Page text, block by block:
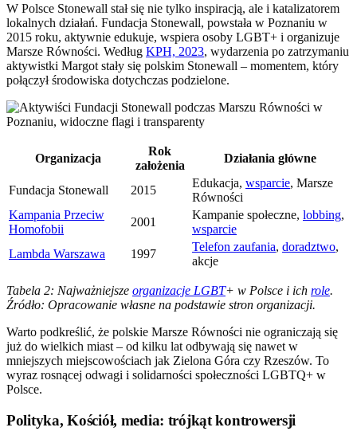
W Polsce Stonewall stał się nie tylko inspiracją, ale i katalizatorem
lokalnych działań. Fundacja Stonewall, powstała w Poznaniu w
2015 roku, aktywnie edukuje, wspiera osoby LGBT+ i organizuje
Marsze Równości. Według KPH, 2023, wydarzenia po zatrzymaniu
aktywistki Margot stały się polskim Stonewall – momentem, który
połączył środowiska dotychczas podzielone.
Organizacja
Rok
założenia
Działania główne
Fundacja Stonewall 2015
Edukacja, wsparcie, Marsze
Równości
Kampania Przeciw
Homofobii
2001
Kampanie społeczne, lobbing,
wsparcie
Lambda Warszawa
1997
Telefon zaufania, doradztwo,
akcje
Tabela 2: Najważniejsze organizacje LGBT+ w Polsce i ich role.
Źródło: Opracowanie własne na podstawie stron organizacji.
Warto podkreślić, że polskie Marsze Równości nie ograniczają się
już do wielkich miast – od kilku lat odbywają się nawet w
mniejszych miejscowościach jak Zielona Góra czy Rzeszów. To
wyraz rosnącej odwagi i solidarności społeczności LGBTQ+ w
Polsce.
Polityka, Kościół, media: trójkąt kontrowersji